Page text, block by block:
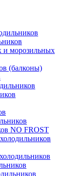
и морозильных
(балконы)
NO FROST